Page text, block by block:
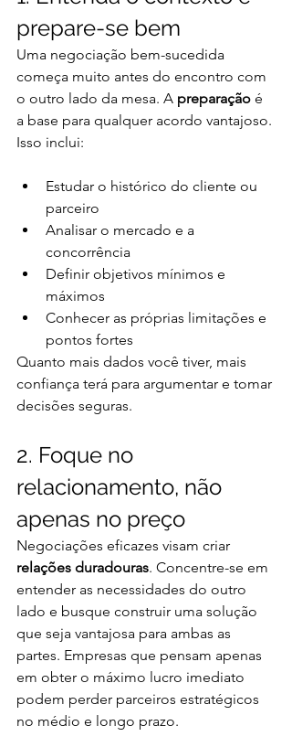
prepare-se bem
Uma negociação bem-sucedida
começa muito antes do encontro com
o outro lado da mesa. A preparação é
a base para qualquer acordo vantajoso.
Isso inclui:
Estudar o histórico do cliente ou
parceiro
Analisar o mercado e a
concorrência
Definir objetivos mínimos e
máximos
Conhecer as próprias limitações e
pontos fortes
Quanto mais dados você tiver, mais
confiança terá para argumentar e tomar
decisões seguras.
2. Foque no
relacionamento, não
apenas no preço
Negociações eficazes visam criar
relações duradouras. Concentre-se em
entender as necessidades do outro
lado e busque construir uma solução
que seja vantajosa para ambas as
partes. Empresas que pensam apenas
em obter o máximo lucro imediato
podem perder parceiros estratégicos
no médio e longo prazo.